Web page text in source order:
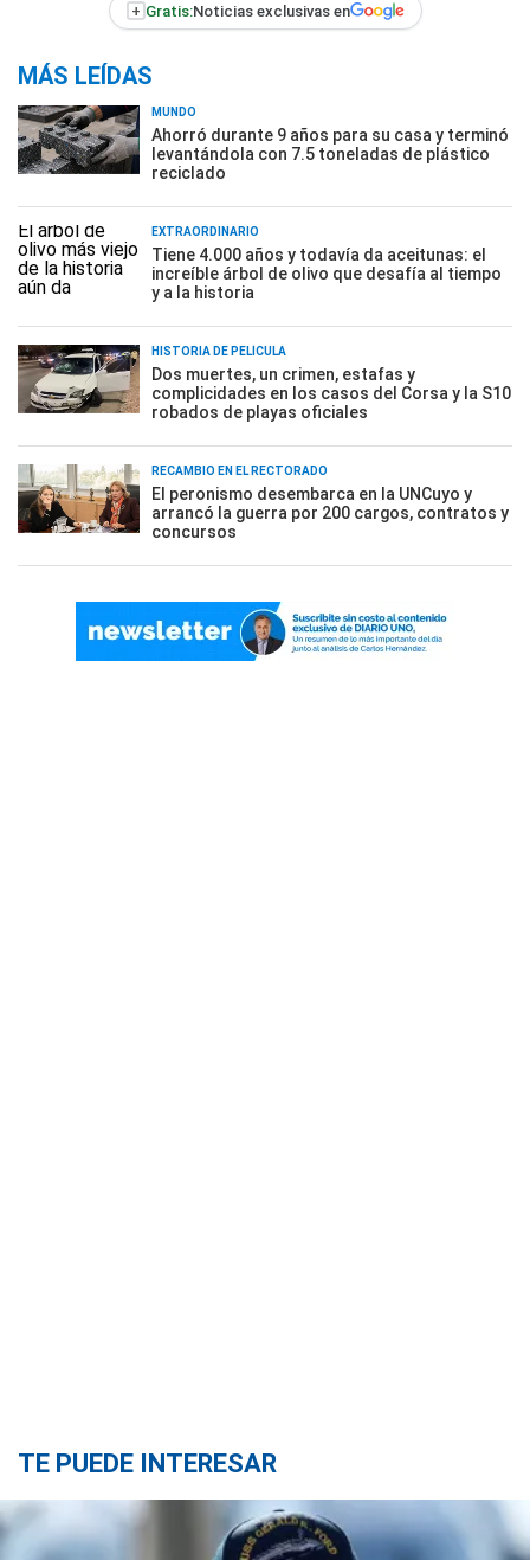
+ Gratis:Noticias exclusivas en
MÁS LEÍDAS
MUNDO
Ahorró durante 9 años para su casa y terminó
levantándola con 7.5 toneladas de plástico
reciclado
EXTRAORDINARIO
Tiene 4.000 años y todavía da aceitunas: el
increíble árbol de olivo que desafía al tiempo
y a la historia
HISTORIA DE PELÍCULA
Dos muertes, un crimen, estafas y
complicidades en los casos del Corsa y la S10
robados de playas oficiales
RECAMBIO EN EL RECTORADO
El peronismo desembarca en la UNCuyo y
arrancó la guerra por 200 cargos, contratos y
concursos
TE PUEDE INTERESAR